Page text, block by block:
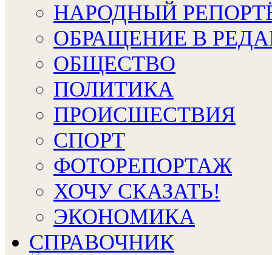
НАРОДНЫЙ
ОБРАЩЕНИЕ В
ОБЩЕСТВО
ПОЛИТИКА
ПРОИСШЕСТВИЯ
СПОРТ
ФОТОРЕПОРТАЖ
ХОЧУ СКАЗАТЬ!
ЭКОНОМИКА
СПРАВОЧНИК